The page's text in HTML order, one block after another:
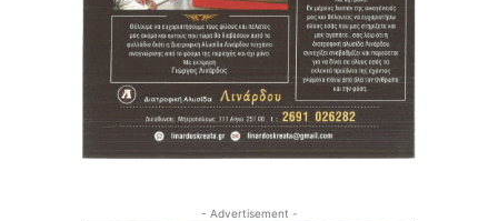
- Advertisement -